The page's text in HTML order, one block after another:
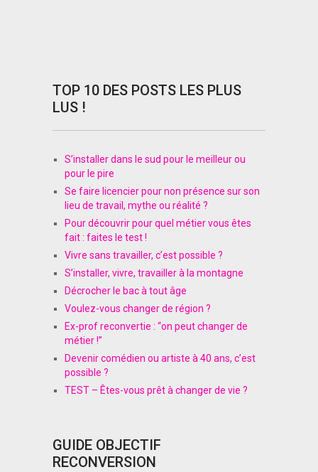
TOP 10 DES POSTS LES PLUS
LUS !
S’installer dans le sud pour le meilleur ou
pour le pire
Se faire licencier pour non présence sur son
lieu de travail, mythe ou réalité ?
Pour découvrir pour quel métier vous êtes
fait : faites le test !
Vivre sans travailler, c’est possible ?
S’installer, vivre, travailler à la montagne
Décrocher le bac à tout âge
Voulez-vous changer de région ?
Ex-prof reconvertie : “on peut changer de
métier !”
Devenir comédien ou artiste à 40 ans, c’est
possible ?
TEST – Êtes-vous prêt à changer de vie ?
GUIDE OBJECTIF
RECONVERSION